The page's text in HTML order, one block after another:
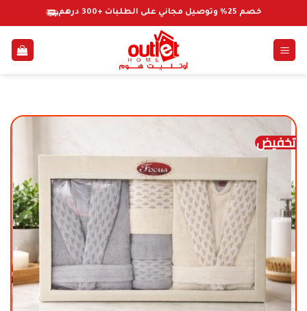
للمحتوى
خصم 25% وتوصيل مجاني على الطلبات +300 درهم
تخفيض